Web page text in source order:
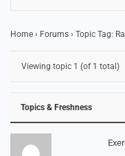
Home › Forums › Topic Tag:
Viewing topic 1 (of 1 total)
Topics & Freshness